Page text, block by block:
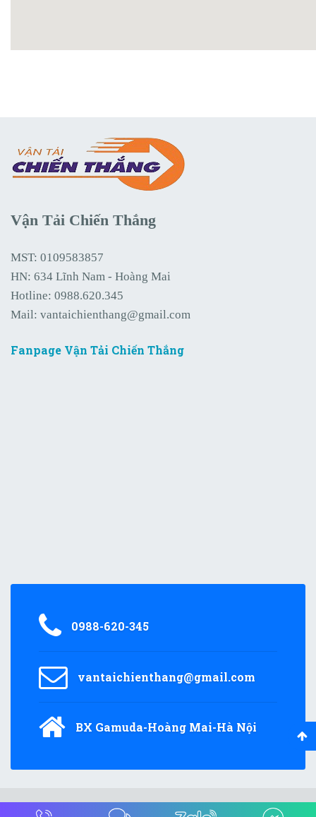
Vận Tải Chiến Thắng
MST: 0109583857
HN: 634 Lĩnh Nam - Hoàng Mai
Hotline: 0988.620.345
Mail: vantaichienthang@gmail.com
Fanpage Vận Tải Chiến Thắng
0988-620-345
vantaichienthang@gmail.com
BX Gamuda-Hoàng Mai-Hà Nội
vantaichienthang.com All Rights Reserved.